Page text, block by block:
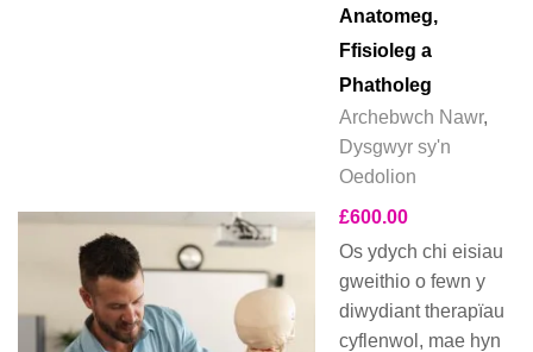
Anatomeg,
Ffisioleg a
Phatholeg
Archebwch Nawr,
Dysgwyr sy'n
Oedolion
£600.00
Os ydych chi eisiau
gweithio o fewn y
diwydiant therapïau
cyflenwol, mae hyn